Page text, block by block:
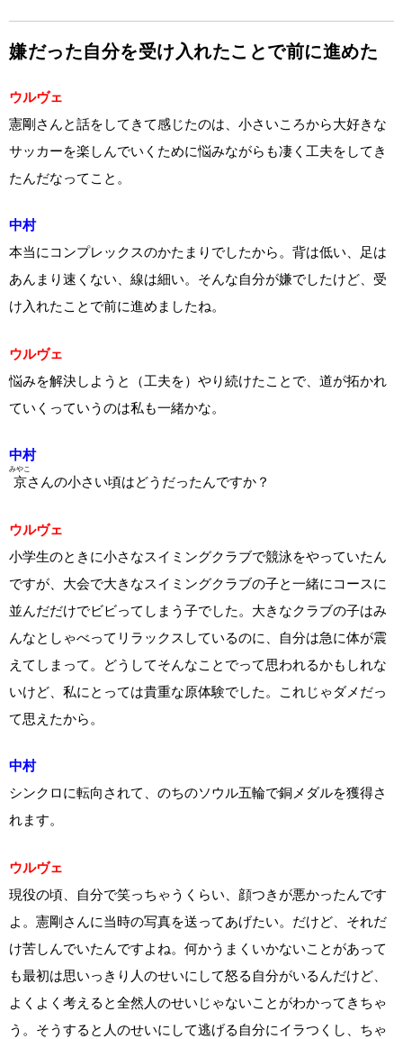
嫌だった自分を受け入れたことで前に進めた
ウルヴェ
憲剛さんと話をしてきて感じたのは、小さいころから大好きな
サッカーを楽しんでいくために悩みながらも凄く工夫をしてき
たんだなってこと。
中村
本当にコンプレックスのかたまりでしたから。背は低い、足は
あんまり速くない、線は細い。そんな自分が嫌でしたけど、受
け入れたことで前に進めましたね。
ウルヴェ
悩みを解決しようと（工夫を）やり続けたことで、道が拓かれ
ていくっていうのは私も一緒かな。
中村
京
みやこ
さんの小さい頃はどうだったんですか？
ウルヴェ
小学生のときに小さなスイミングクラブで競泳をやっていたん
ですが、大会で大きなスイミングクラブの子と一緒にコースに
並んだだけでビビってしまう子でした。大きなクラブの子はみ
んなとしゃべってリラックスしているのに、自分は急に体が震
えてしまって。どうしてそんなことでって思われるかもしれな
いけど、私にとっては貴重な原体験でした。これじゃダメだっ
て思えたから。
中村
シンクロに転向されて、のちのソウル五輪で銅メダルを獲得さ
れます。
ウルヴェ
現役の頃、自分で笑っちゃうくらい、顔つきが悪かったんです
よ。憲剛さんに当時の写真を送ってあげたい。だけど、それだ
け苦しんでいたんですよね。何かうまくいかないことがあって
も最初は思いっきり人のせいにして怒る自分がいるんだけど、
よくよく考えると全然人のせいじゃないことがわかってきちゃ
う。そうすると人のせいにして逃げる自分にイラつくし、ちゃ